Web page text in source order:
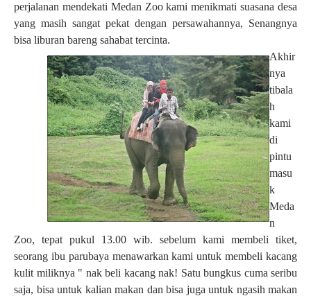
perjalanan mendekati Medan Zoo kami menikmati suasana desa
yang masih sangat pekat dengan persawahannya, Senangnya
bisa liburan bareng sahabat tercinta.
Akhir
nya
tibala
h
kami
di
pintu
masu
k
Meda
n
Zoo, tepat pukul 13.00 wib. sebelum kami membeli tiket,
seorang ibu parubaya menawarkan kami untuk membeli kacang
kulit miliknya " nak beli kacang nak! Satu bungkus cuma seribu
saja, bisa untuk kalian makan dan bisa juga untuk ngasih makan